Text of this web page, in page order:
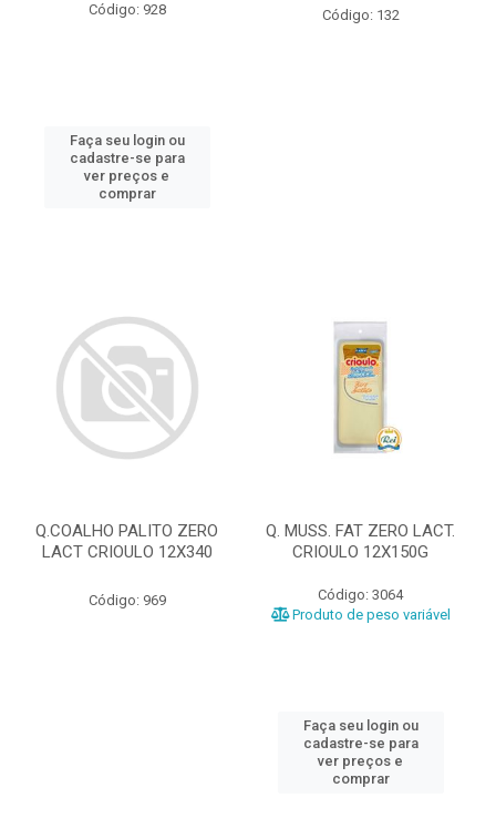
Código: 928
Faça seu login ou
cadastre-se para
ver preços e
comprar
Código: 132
Q.COALHO PALITO ZERO
LACT CRIOULO 12X340
Código: 969
Q. MUSS. FAT ZERO LACT.
CRIOULO 12X150G
Código: 3064
Produto de peso variável
Faça seu login ou
cadastre-se para
ver preços e
comprar